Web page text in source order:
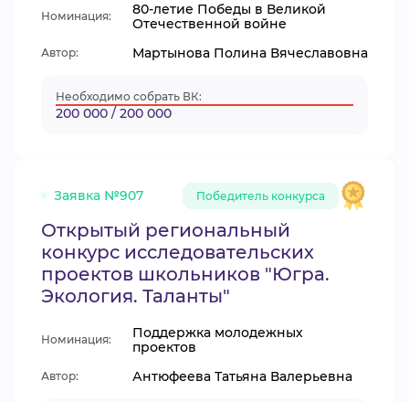
Номинация:
80-летие Победы в Великой
Отечественной войне
Автор: Мартынова Полина Вячеславовна
Необходимо собрать ВК:
200 000 / 200 000
Заявка №907 Победитель конкурса
Открытый региональный
конкурс исследовательских
проектов школьников "Югра.
Экология. Таланты"
Номинация:
Поддержка молодежных
проектов
Автор: Антюфеева Татьяна Валерьевна